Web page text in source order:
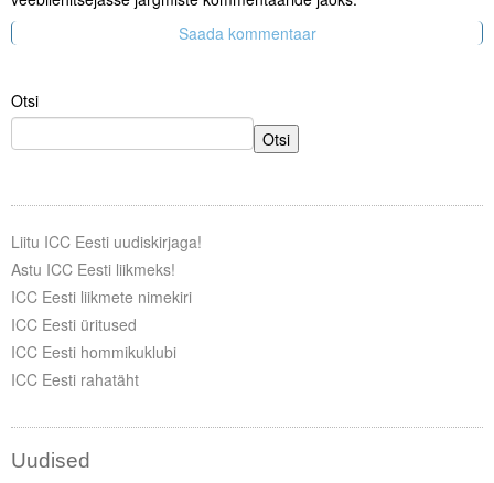
Otsi
Otsi
Liitu ICC Eesti uudiskirjaga!
Astu ICC Eesti liikmeks!
ICC Eesti liikmete nimekiri
ICC Eesti üritused
ICC Eesti hommikuklubi
ICC Eesti rahatäht
Uudised